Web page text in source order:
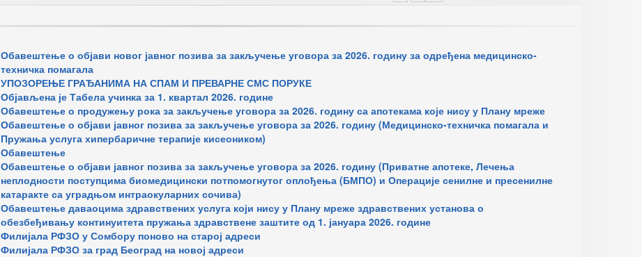
Обавештење о објави новог јавног позива за закључење уговора за 2026. годину за одређена медицинско-
техничка помагала
УПОЗОРЕЊЕ ГРАЂАНИМА НА СПАМ И ПРЕВАРНЕ СМС ПОРУКЕ
Објављена је Табела учинка за 1. квартал 2026. године
Обавештење о продужењу рока за закључење уговора за 2026. годину са апотекама које нису у Плану мреже
Обавештење о објави јавног позива за закључење уговора за 2026. годину (Медицинско-техничка помагала и
Пружања услуга хипербаричне терапије кисеоником)
Обавештење
Обавештење о објави јавног позива за закључење уговора за 2026. годину (Приватне апотеке, Лечења
неплодности поступцима биомедицински потпомогнутог оплођења (БМПО) и Операције сенилне и пресенилне
катаракте са уградњом интраокуларних сочива)
Обавештење даваоцима здравствених услуга који нису у Плану мреже здравствених установа о
обезбеђивању континуитета пружања здравствене заштите од 1. јануара 2026. године
Филијала РФЗО у Сомбору поново на старој адреси
Филијала РФЗО за град Београд на новој адреси